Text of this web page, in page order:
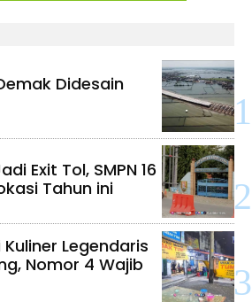
Didesain
Exit Tol, SMPN 16
Tahun ini
Legendaris
Nomor 4 Wajib